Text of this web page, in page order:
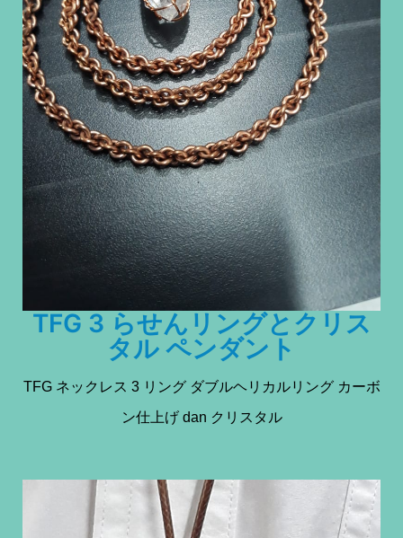
TFG 3 らせんリングとクリス
タル ペンダント
TFG ネックレス 3 リング ダブルヘリカルリング カーボ
ン仕上げ dan クリスタル